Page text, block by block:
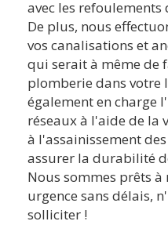
avec les
De plus, nous
vos canalisations et
qui serait à même de
plomberie dans votre
également en charge
réseaux à l'aide de la
à l'assainissement
assurer la durabilité
Nous sommes prêts à
urgence sans délais,
solliciter !